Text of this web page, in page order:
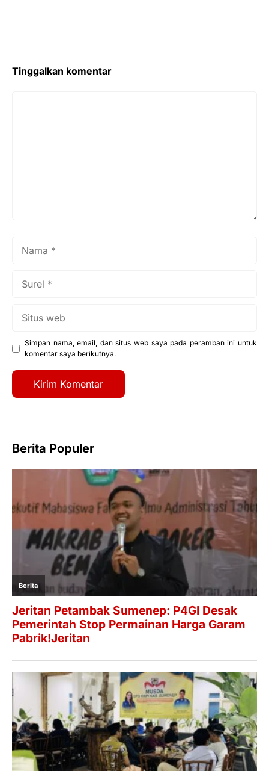
Tinggalkan komentar
Simpan nama, email, dan situs web saya pada peramban ini untuk
komentar saya berikutnya.
Berita Populer